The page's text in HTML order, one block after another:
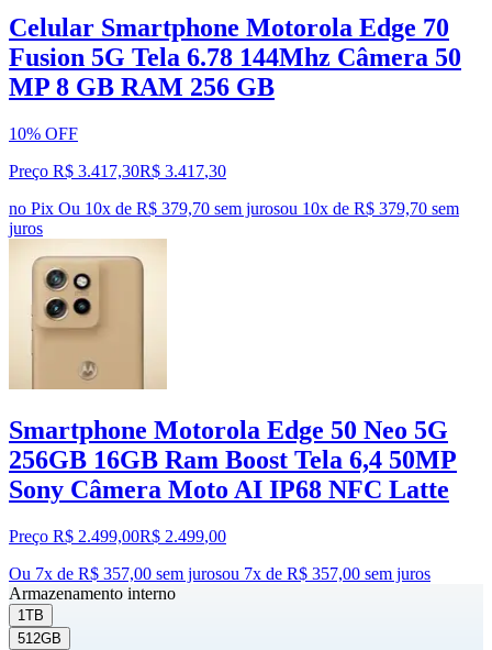
Celular Smartphone Motorola Edge 70
Fusion 5G Tela 6.78 144Mhz Câmera 50
MP 8 GB RAM 256 GB
10% OFF
Preço R$ 3.417,30R$ 3.417,30
no Pix Ou 10x de R$ 379,70 sem jurosou 10x de R$ 379,70 sem
juros
Smartphone Motorola Edge 50 Neo 5G
256GB 16GB Ram Boost Tela 6,4 50MP
Sony Câmera Moto AI IP68 NFC Latte
Preço R$ 2.499,00R$ 2.499,00
Ou 7x de R$ 357,00 sem jurosou 7x de R$ 357,00 sem juros
Armazenamento interno
1TB
512GB